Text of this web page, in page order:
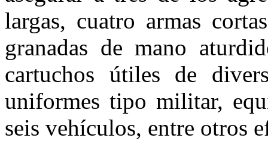
largas, cuatro armas
granadas de mano
cartuchos útiles de
uniformes tipo militar,
seis vehículos, entre otros